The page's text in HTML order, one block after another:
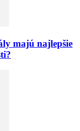
majú najlepšie